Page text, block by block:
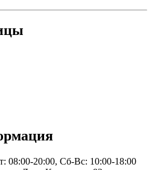
08:00-20:00, Сб-Вс: 10:00-18:00